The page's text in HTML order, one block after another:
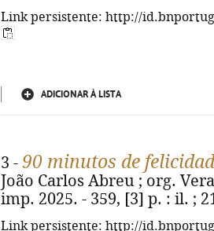
Link persistente: http://
ADICIONAR À LISTA
3 - 90 minutos de
João Carlos Abreu ; org.
imp. 2025. - 359, [3] p. : il. ;
Link persistente: http://